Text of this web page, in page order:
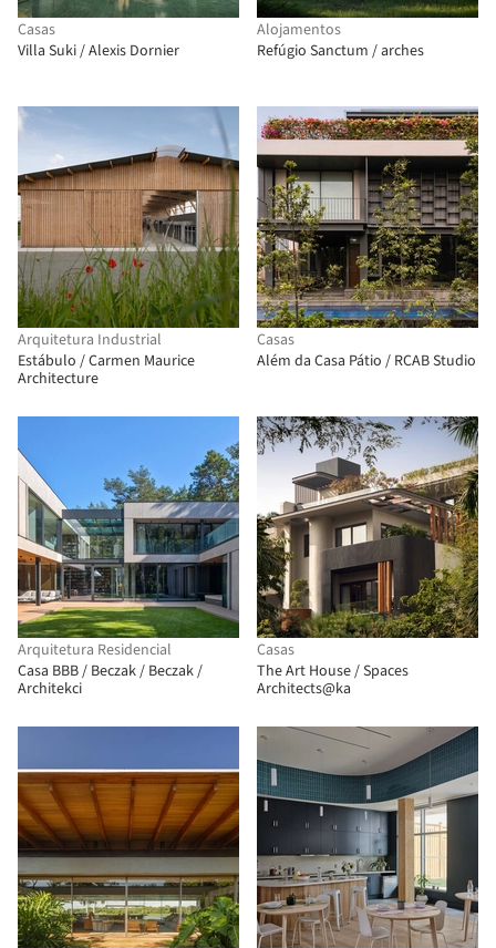
Casas
Villa Suki / Alexis Dornier
Alojamentos
Refúgio Sanctum / arches
Arquitetura Industrial
Estábulo / Carmen Maurice
Architecture
Casas
Além da Casa Pátio / RCAB Studio
Arquitetura Residencial
Casa BBB / Beczak / Beczak /
Architekci
Casas
The Art House / Spaces
Architects@ka